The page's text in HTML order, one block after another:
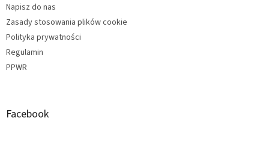
Napisz do nas
Zasady stosowania plików cookie
Polityka prywatności
Regulamin
PPWR
Facebook